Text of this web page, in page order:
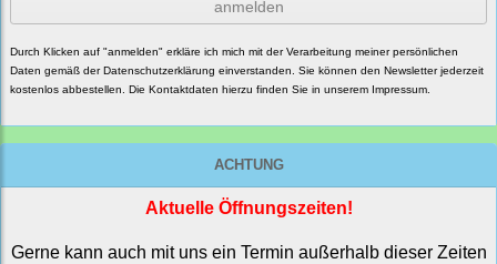
anmelden
Durch Klicken auf "anmelden" erkläre ich mich mit der Verarbeitung meiner persönlichen
Daten gemäß der Datenschutzerklärung einverstanden. Sie können den Newsletter jederzeit
kostenlos abbestellen. Die Kontaktdaten hierzu finden Sie in unserem Impressum.
ACHTUNG
Aktuelle Öffnungszeiten!
Gerne kann auch mit uns ein Termin außerhalb dieser Zeiten